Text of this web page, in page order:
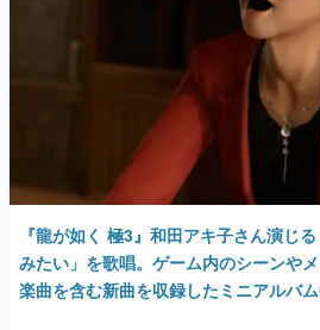
『龍が如く 極3』和田アキ子さん演じ
みたい」を歌唱。ゲーム内のシーンや
楽曲を含む新曲を収録したミニアルバ